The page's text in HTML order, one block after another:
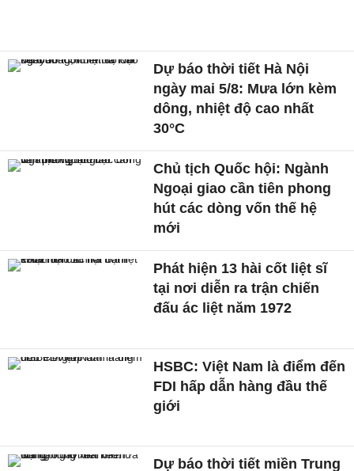
Dự báo thời tiết Hà Nội
ngày mai 5/8: Mưa lớn kèm
dông, nhiệt độ cao nhất
30°C
Chủ tịch Quốc hội: Ngành
Ngoại giao cần tiên phong
hút các dòng vốn thế hệ
mới
Phát hiện 13 hài cốt liệt sĩ
tại nơi diễn ra trận chiến
đấu ác liệt năm 1972
HSBC: Việt Nam là điểm đến
FDI hấp dẫn hàng đầu thế
giới
Dự báo thời tiết miền Trung